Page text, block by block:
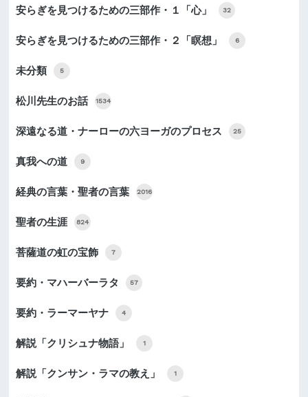
安らぎを見つけるための三部作・１「心」 32
安らぎを見つけるための三部作・２「瞑想」 6
未分類 5
松川先生のお話 1534
深遠なる道・ナーローの六ヨーガのプロセス 25
真我への道 9
経典の言葉・聖者の言葉 2016
聖者の生涯 824
菩薩道の虹の宝飾 7
要約・マハーバーラタ 57
要約・ラーマーヤナ 4
解説「クリシュナ物語」 1
解説「クンサン・ラマの教え」 1